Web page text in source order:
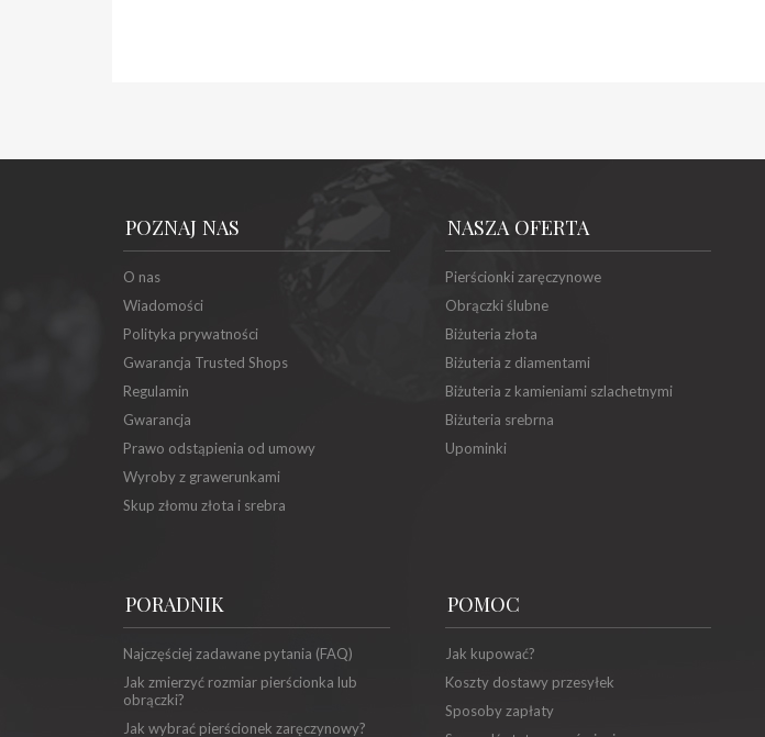
POZNAJ NAS
O nas
Wiadomości
Polityka prywatności
Gwarancja Trusted Shops
Regulamin
Gwarancja
Prawo odstąpienia od umowy
Wyroby z grawerunkami
Skup złomu złota i srebra
NASZA OFERTA
Pierścionki zaręczynowe
Obrączki ślubne
Biżuteria złota
Biżuteria z diamentami
Biżuteria z kamieniami szlachetnymi
Biżuteria srebrna
Upominki
PORADNIK
Najczęściej zadawane pytania (FAQ)
Jak zmierzyć rozmiar pierścionka lub
obrączki?
Jak wybrać pierścionek zaręczynowy?
POMOC
Jak kupować?
Koszty dostawy przesyłek
Sposoby zapłaty